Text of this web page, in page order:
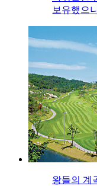
보유했으니
왕들의 계